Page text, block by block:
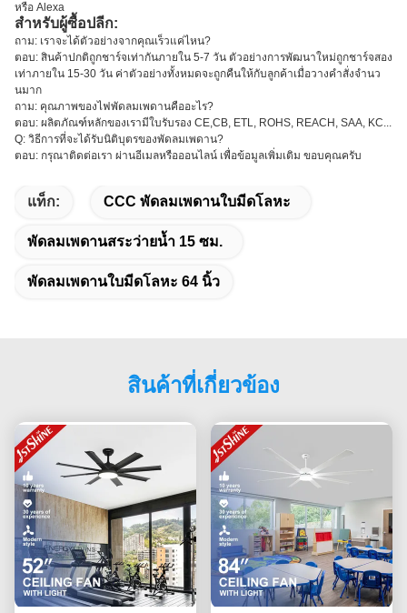
หรือ Alexa
สําหรับผู้ซื้อปลีก:
ถาม: เราจะได้ตัวอย่างจากคุณเร็วแค่ไหน?
ตอบ: สินค้าปกติถูกชาร์จเท่ากันภายใน 5-7 วัน ตัวอย่างการพัฒนาใหม่ถูกชาร์จสอง
เท่าภายใน 15-30 วัน ค่าตัวอย่างทั้งหมดจะถูกคืนให้กับลูกค้าเมื่อวางคําสั่งจํานว
นมาก
ถาม: คุณภาพของไฟพัดลมเพดานคืออะไร?
ตอบ: ผลิตภัณฑ์หลักของเรามีใบรับรอง CE,CB, ETL, ROHS, REACH, SAA, KC...
Q: วิธีการที่จะได้รับนิติบุตรของพัดลมเพดาน?
ตอบ: กรุณาติดต่อเรา ผ่านอีเมลหรือออนไลน์ เพื่อข้อมูลเพิ่มเติม ขอบคุณครับ
แท็ก: CCC พัดลมเพดานใบมีดโลหะ
พัดลมเพดานสระว่ายน้ำ 15 ซม.
พัดลมเพดานใบมีดโลหะ 64 นิ้ว
สินค้าที่เกี่ยวข้อง